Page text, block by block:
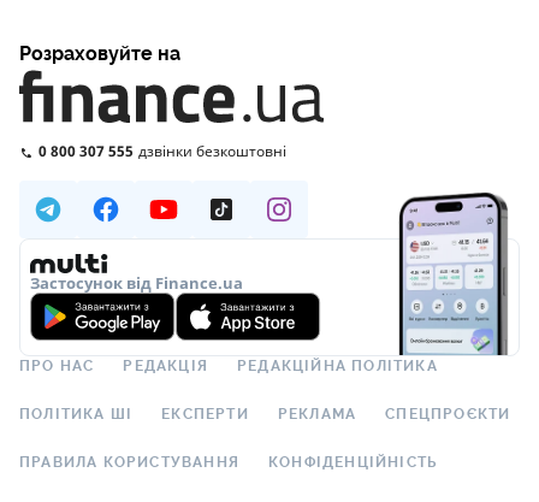
Розраховуйте на
0 800 307 555 дзвінки безкоштовні
Застосунок від Finance.ua
ПРО НАС РЕДАКЦІЯ РЕДАКЦІЙНА ПОЛІТИКА
ПОЛІТИКА ШІ ЕКСПЕРТИ РЕКЛАМА СПЕЦПРОЄКТИ
ПРАВИЛА КОРИСТУВАННЯ КОНФІДЕНЦІЙНІСТЬ